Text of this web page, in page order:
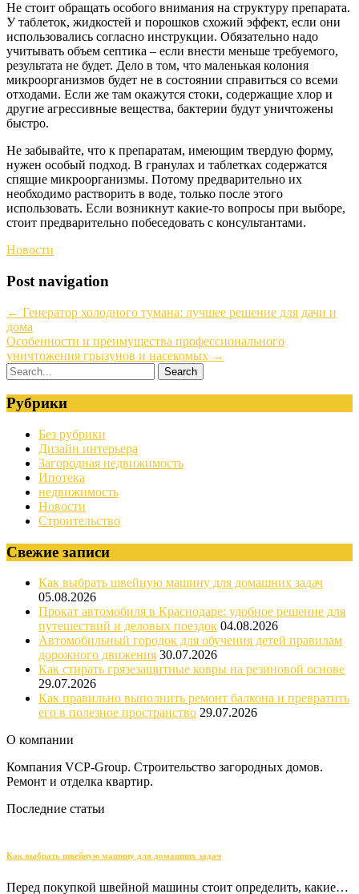
Не стоит обращать особого внимания на структуру препарата.
У таблеток, жидкостей и порошков схожий эффект, если они
использовались согласно инструкции. Обязательно надо
учитывать объем септика – если внести меньше требуемого,
результата не будет. Дело в том, что маленькая колония
микроорганизмов будет не в состоянии справиться со всеми
отходами. Если же там окажутся стоки, содержащие хлор и
другие агрессивные вещества, бактерии будут уничтожены
быстро.
Не забывайте, что к препаратам, имеющим твердую форму,
нужен особый подход. В гранулах и таблетках содержатся
спящие микроорганизмы. Потому предварительно их
необходимо растворить в воде, только после этого
использовать. Если возникнут какие-то вопросы при выборе,
стоит предварительно побеседовать с консультантами.
Новости
Post navigation
← Генератор холодного тумана: лучшее решение для дачи и
дома
Особенности и преимущества профессионального
уничтожения грызунов и насекомых →
Рубрики
Без рубрики
Дизайн интерьера
Загородная недвижимость
Ипотека
недвижимость
Новости
Строительство
Свежие записи
Как выбрать швейную машину для домашних задач
05.08.2026
Прокат автомобиля в Краснодаре: удобное решение для
путешествий и деловых поездок 04.08.2026
Автомобильный городок для обучения детей правилам
дорожного движения 30.07.2026
Как стирать грязезащитные ковры на резиновой основе
29.07.2026
Как правильно выполнить ремонт балкона и превратить
его в полезное пространство 29.07.2026
О компании
Компания VCP-Group. Строительство загородных домов.
Ремонт и отделка квартир.
Последние статьи
Как выбрать швейную машину для домашних задач
Перед покупкой швейной машины стоит определить, какие…